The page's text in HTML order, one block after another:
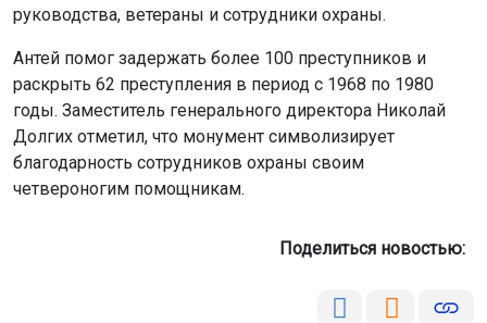
руководства, ветераны и сотрудники охраны.
Антей помог задержать более 100 преступников и
раскрыть 62 преступления в период с 1968 по 1980
годы. Заместитель генерального директора Николай
Долгих отметил, что монумент символизирует
благодарность сотрудников охраны своим
четвероногим помощникам.
Поделиться новостью: